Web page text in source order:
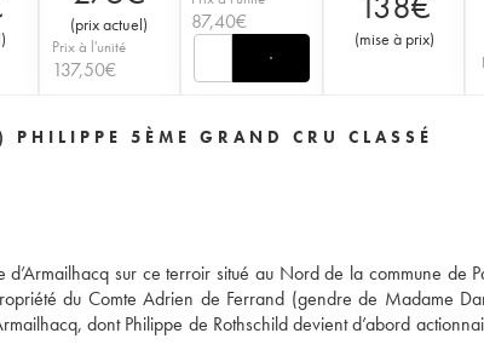
)
(prix actuel)
Prix à l'unité
137,50€
87,40€
(mise à prix)
5ÈME GRAND CRU CLASSÉ
sur ce terroir situé au Nord de la commune de
du Comte Adrien de Ferrand (gendre de Madame
dont Philippe de Rothschild devient d’abord